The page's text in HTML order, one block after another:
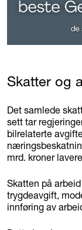
Skatter og
Det samlede
sett tar
bilrelaterte
mrd. kroner
Skatten på
trygdeavgift,
innføring av